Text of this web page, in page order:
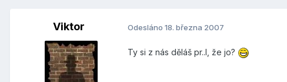
Viktor Odesláno 18. března 2007
Ty si z nás děláš pr..l, že jo?